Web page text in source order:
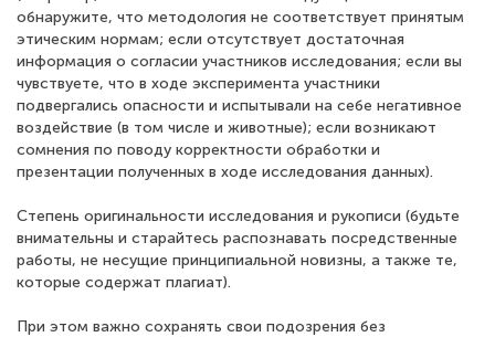
обнаружите, что методология не соответствует принятым
этическим нормам; если отсутствует достаточная
информация о согласии участников исследования; если вы
чувствуете, что в ходе эксперимента участники
подвергались опасности и испытывали на себе негативное
воздействие (в том числе и животные); если возникают
сомнения по поводу корректности обработки и
презентации полученных в ходе исследования данных).
Степень оригинальности исследования и рукописи (будьте
внимательны и старайтесь распознавать посредственные
работы, не несущие принципиальной новизны, а также те,
которые содержат плагиат).
При этом важно сохранять свои подозрения без